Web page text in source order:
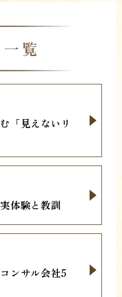
覧
「見えないリ
体験と教訓
ンサル会社5